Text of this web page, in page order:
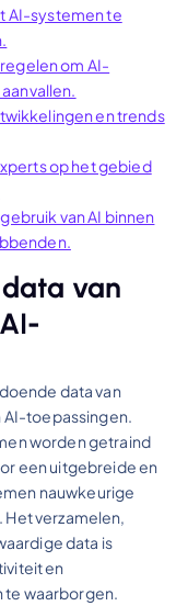
AI-systemen te
om AI-
en trends
op het gebied
van AI binnen
van
data van
AI-toepassingen.
worden getraind
een uitgebreide en
nauwkeurige
verzamelen,
data is
en
te waarborgen.